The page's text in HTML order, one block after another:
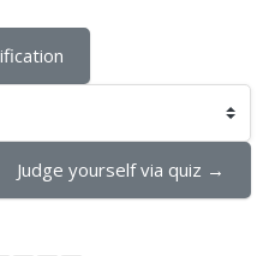
Judge yourself via quiz →